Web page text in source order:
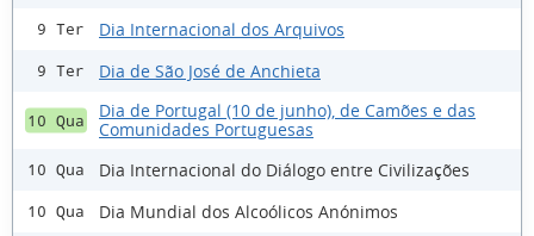
9 Ter Dia Internacional dos Arquivos
9 Ter Dia de São José de Anchieta
10 Qua
Dia de Portugal (10 de junho), de Camões e das
Comunidades Portuguesas
10 Qua Dia Internacional do Diálogo entre Civilizações
10 Qua Dia Mundial dos Alcoólicos Anónimos